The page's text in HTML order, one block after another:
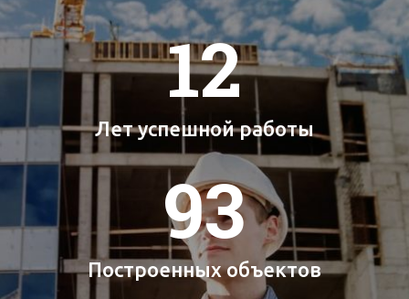
12
Лет успешной работы
93
Построенных объектов